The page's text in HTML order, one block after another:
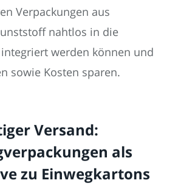
Verpackungen aus
nahtlos in die
werden können und
sowie Kosten sparen.
Versand:
als
zu Einwegkartons